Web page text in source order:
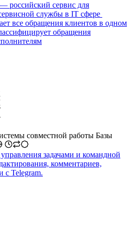
российский сервис для
службы в IT сфере
все обращения клиентов в одном
обращения
совместной работы Базы
задачами и командной
комментариев,
с Telegram.